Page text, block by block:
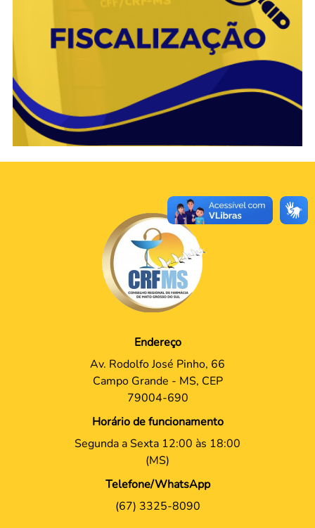
Endereço
Av. Rodolfo José Pinho, 66
Campo Grande - MS, CEP
79004-690
Horário de funcionamento
Segunda a Sexta 12:00 às 18:00
(MS)
Telefone/WhatsApp
(67) 3325-8090